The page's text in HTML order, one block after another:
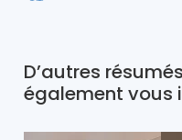
D’autres
également vous